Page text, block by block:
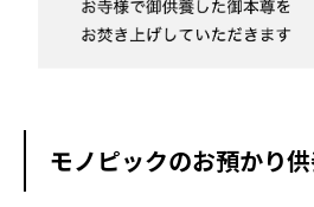
モノピックのお預かり